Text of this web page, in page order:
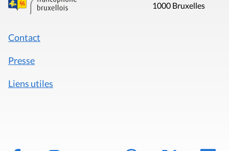
1000 Bruxelles
Contact
Presse
Liens utiles